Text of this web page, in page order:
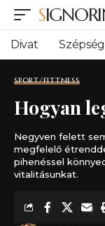
Divat
SPORT/FITTNESS
Hogyan
Negyven felett
megfelelő
pihenéssel
vitalitásunkat.